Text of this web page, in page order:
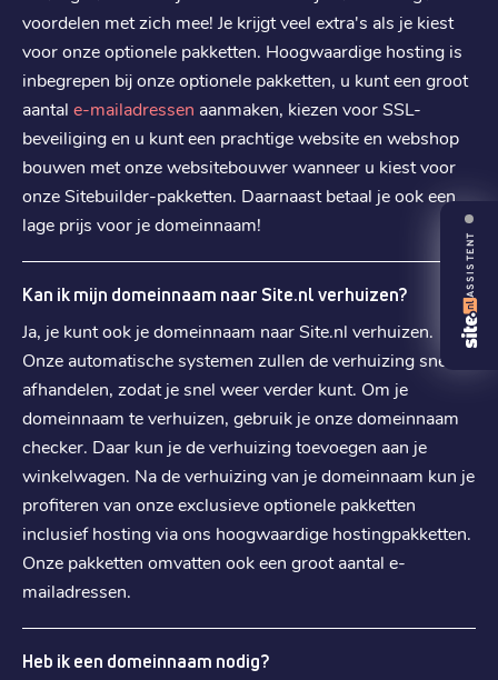
.us
Registratie : € 5,49
Verhuizen: € 5,49
Verlengen: € 8,29
.ch
Registratie: € 6,29
Verhuizen: € 6,29
Verlengen: € 9,39
.app
Registratie € 11,69
Verhuizen: € 11,69
Verlengen: € 17,59
.me
Registratie:
Verhuizen: € 13,49
Verlengen: € 18,39
voordelen met zich mee! Je krijgt veel extra's als je kiest
voor onze optionele pakketten. Hoogwaardige hosting is
inbegrepen bij onze optionele pakketten, u kunt een groot
aantal e-mailadressen aanmaken, kiezen voor SSL-
beveiliging en u kunt een prachtige website en webshop
bouwen met onze websitebouwer wanneer u kiest voor
onze Sitebuilder-pakketten. Daarnaast betaal je ook een
lage prijs voor je domeinnaam!
Kan ik mijn domeinnaam naar Site.nl verhuizen?
Ja, je kunt ook je domeinnaam naar Site.nl verhuizen.
Onze automatische systemen zullen de verhuizing snel
afhandelen, zodat je snel weer verder kunt. Om je
domeinnaam te verhuizen, gebruik je onze domeinnaam
checker. Daar kun je de verhuizing toevoegen aan je
winkelwagen. Na de verhuizing van je domeinnaam kun je
profiteren van onze exclusieve optionele pakketten
inclusief hosting via ons hoogwaardige hostingpakketten.
Onze pakketten omvatten ook een groot aantal e-
mailadressen.
Heb ik een domeinnaam nodig?
ASSISTENT